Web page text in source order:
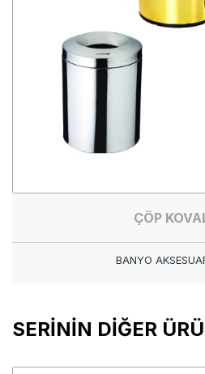
ÇÖP
BANYO
SERİNİN DİĞER